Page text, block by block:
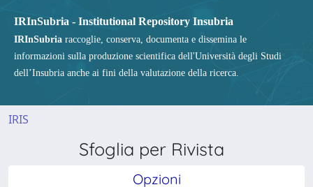
IRInSubria - Institutional Repository Insubria
IRInSubria raccoglie, conserva, documenta e dissemina le
informazioni sulla produzione scientifica dell'Università degli Studi
dell’Insubria anche ai fini della valutazione della ricerca.
IRIS
Sfoglia per Rivista
Opzioni